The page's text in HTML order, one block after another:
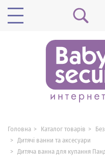
Головна Каталог товарів
Дитячі ванни та аксесуари
Дитяча ванна для купання